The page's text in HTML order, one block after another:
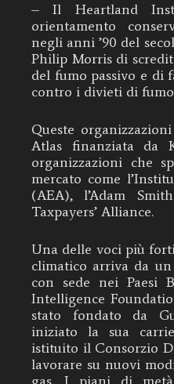
– Il Heartland
orientamento
negli anni ’90 del
Philip Morris di
del fumo passivo e di
contro i divieti di
Queste
Atlas finanziata da
organizzazioni che
mercato come
(AEA), l’Adam
Taxpayers’ Alliance.
Una delle voci più
climatico arriva da
con sede nei Paesi
Intelligence
stato fondato da
iniziato la sua
istituito il Consorzio
lavorare su nuovi